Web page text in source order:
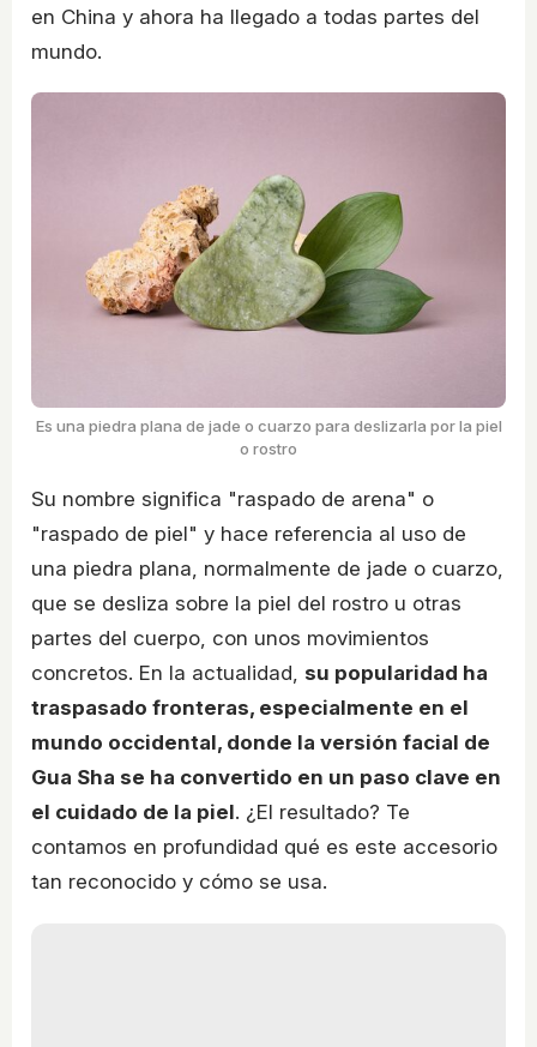
en China y ahora ha llegado a todas partes del
mundo.
Es una piedra plana de jade o cuarzo para deslizarla por la piel
o rostro
Su nombre significa "raspado de arena" o
"raspado de piel" y hace referencia al uso de
una piedra plana, normalmente de jade o cuarzo,
que se desliza sobre la piel del rostro u otras
partes del cuerpo, con unos movimientos
concretos. En la actualidad, su popularidad ha
traspasado fronteras, especialmente en el
mundo occidental, donde la versión facial de
Gua Sha se ha convertido en un paso clave en
el cuidado de la piel. ¿El resultado? Te
contamos en profundidad qué es este accesorio
tan reconocido y cómo se usa.